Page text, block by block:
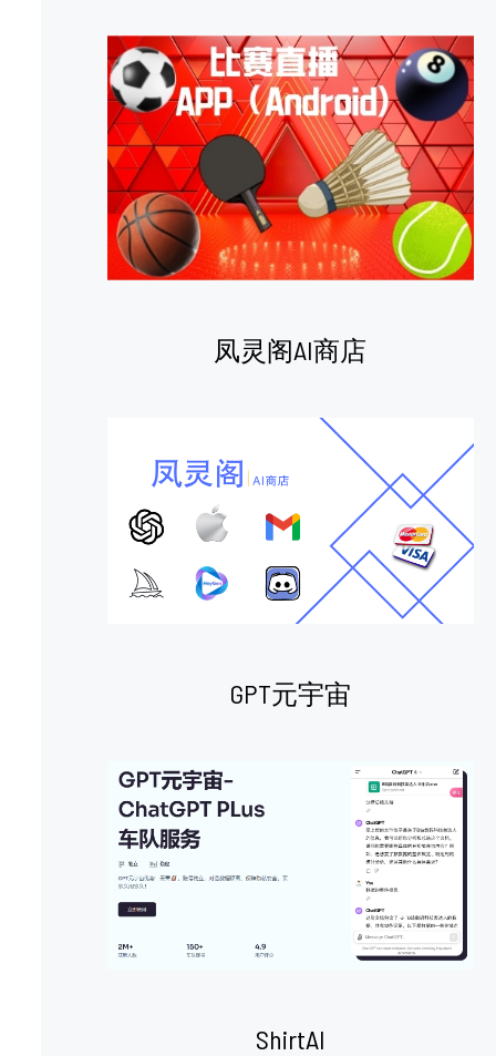
凤灵阁AI商店
GPT元宇宙
ShirtAI